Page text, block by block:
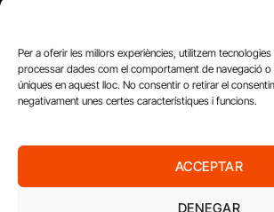
Per a oferir les millors experiències, utilitzem
processar dades com el comportament de navegació o
úniques en aquest lloc. No consentir o retirar el
negativament unes certes característiques i funcions.
ACCEPTAR
DENEGAR